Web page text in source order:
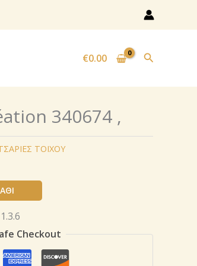
€0.00
340674 ,
ΤΟΙΧΟΥ
Checkout